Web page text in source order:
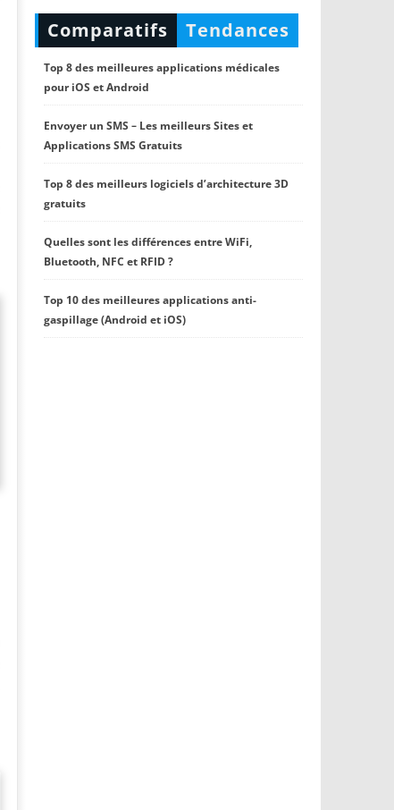
Comparatifs Tendances
Top 8 des meilleures applications médicales
pour iOS et Android
Envoyer un SMS – Les meilleurs Sites et
Applications SMS Gratuits
Top 8 des meilleurs logiciels d’architecture 3D
gratuits
Quelles sont les différences entre WiFi,
Bluetooth, NFC et RFID ?
Top 10 des meilleures applications anti-
gaspillage (Android et iOS)